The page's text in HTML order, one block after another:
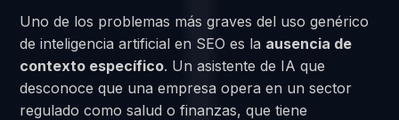
Uno de los problemas más graves del uso genérico
de inteligencia artificial en SEO es la ausencia de
contexto específico. Un asistente de IA que
desconoce que una empresa opera en un sector
regulado como salud o finanzas, que tiene